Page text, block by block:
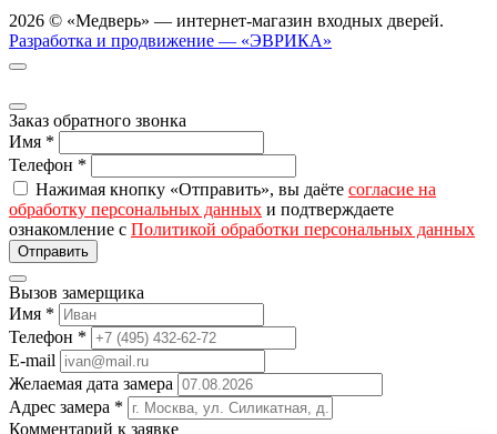
2026 © «Медверь» — интернет-магазин входных дверей.
Разработка и продвижение — «ЭВРИКА»
Заказ обратного звонка
Имя *
Телефон *
Нажимая кнопку «Отправить», вы даёте согласие на
обработку персональных данных и подтверждаете
ознакомление с Политикой обработки персональных данных
Вызов замерщика
Имя *
Телефон *
E-mail
Желаемая дата замера
Адрес замера *
Комментарий к заявке